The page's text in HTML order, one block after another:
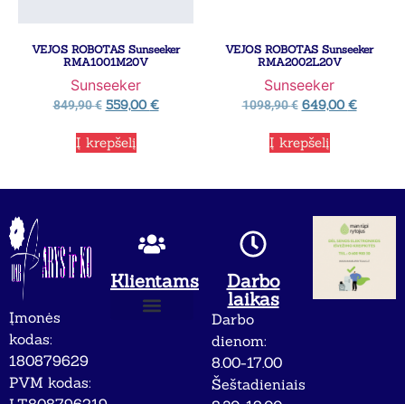
VEJOS ROBOTAS Sunseeker
RMA1001M20V
Sunseeker
849,90€ 559,00€
Į krepšelį
VEJOS ROBOTAS Sunseeker
RMA2002L20V
Sunseeker
1098,90€ 649,00€
Į krepšelį
Įmonės
kodas:
180879629
PVM kodas:
Klientams
Darbo
laikas
Darbo
dienom:
8.00-17.00
Šeštadieniais